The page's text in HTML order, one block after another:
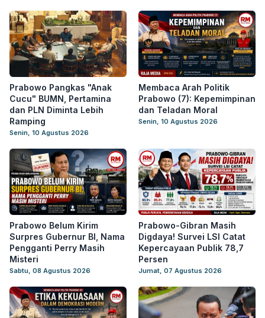
Prabowo Pangkas "Anak
Cucu" BUMN, Pertamina
dan PLN Diminta Lebih
Ramping
Senin, 10 Agustus 2026
Membaca Arah Politik
Prabowo (7): Kepemimpinan
dan Teladan Moral
Senin, 10 Agustus 2026
Prabowo Belum Kirim
Surpres Gubernur BI, Nama
Pengganti Perry Masih
Misteri
Sabtu, 08 Agustus 2026
Prabowo-Gibran Masih
Digdaya! Survei LSI Catat
Kepercayaan Publik 78,7
Persen
Jumat, 07 Agustus 2026